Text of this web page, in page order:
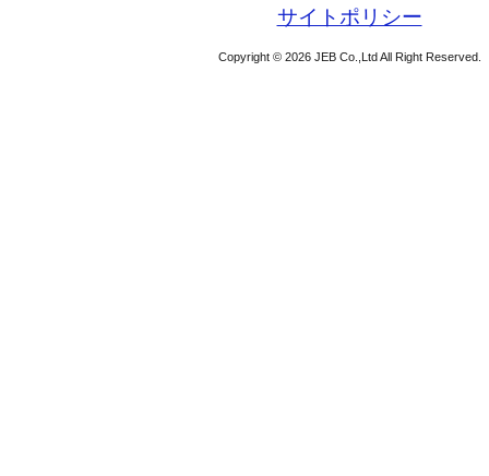
サイトポリシー
Copyright © 2026 JEB Co.,Ltd All Right Reserved.